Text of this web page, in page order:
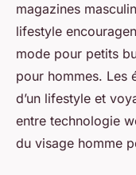
magazines
lifestyle
mode pour petits
pour hommes. Les
d’un lifestyle et
entre technologie
du visage homme